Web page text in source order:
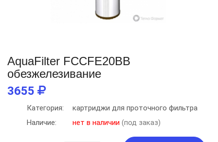
AquaFilter FCCFE20BB
обезжелезивание
3655
Категория:
картриджи для проточного фильтра
Наличие:
нет в наличии (под заказ)